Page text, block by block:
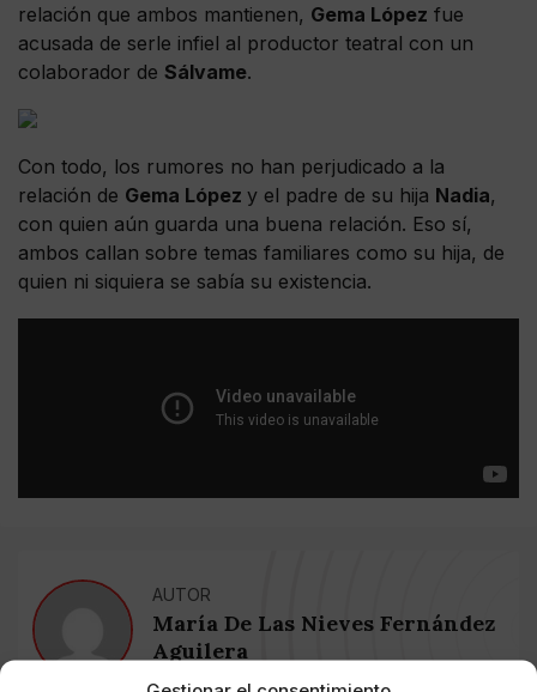
relación que ambos mantienen, Gema López fue
acusada de serle infiel al productor teatral con un
colaborador de Sálvame.
Con todo, los rumores no han perjudicado a la
relación de Gema López y el padre de su hija Nadia,
con quien aún guarda una buena relación. Eso sí,
ambos callan sobre temas familiares como su hija, de
quien ni siquiera se sabía su existencia.
AUTOR
María De Las Nieves Fernández
Aguilera